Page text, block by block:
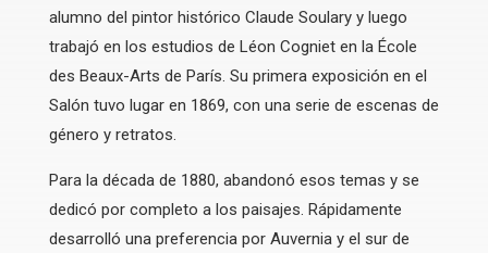
alumno del pintor histórico Claude Soulary y luego
trabajó en los estudios de Léon Cogniet en la École
des Beaux-Arts de París. Su primera exposición en el
Salón tuvo lugar en 1869, con una serie de escenas de
género y retratos.
Para la década de 1880, abandonó esos temas y se
dedicó por completo a los paisajes. Rápidamente
desarrolló una preferencia por Auvernia y el sur de